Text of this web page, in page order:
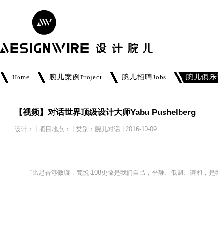
Home 腕儿案例 Project 腕儿招聘Jobs 腕儿俱
【视频】对话世界顶级设计大师Yabu Pushelberg
设计： | 项目地点： | 类别：腕儿对话 | 2016-10-09
“比起香港傲璇，梵悦·108更像是我们自己，平静、低调、谦和，是